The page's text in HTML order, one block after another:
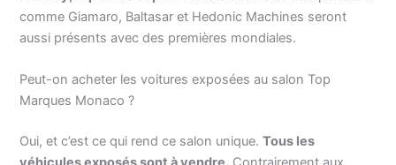
comme Giamaro, Baltasar et Hedonic Machines seront
aussi présents avec des premières mondiales.
Peut-on acheter les voitures exposées au salon Top
Marques Monaco ?
Oui, et c’est ce qui rend ce salon unique.Tous les